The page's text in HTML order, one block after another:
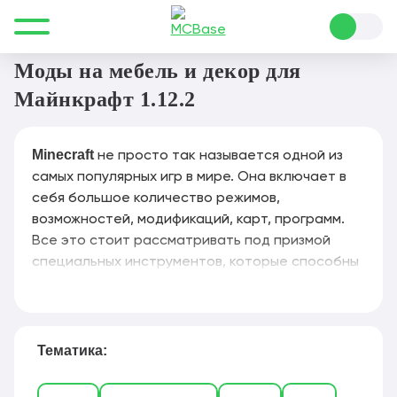
Все для Minecraft Моды Мебель и декор
Моды на мебель и декор для
Майнкрафт 1.12.2
Minecraft не просто так называется одной из
самых популярных игр в мире. Она включает в
себя большое количество режимов,
возможностей, модификаций, карт, программ.
Все это стоит рассматривать под призмой
специальных инструментов, которые способны
ему захочется. Достаточно часто игроки
Каждый хочет соорудить действительно
Тематика: